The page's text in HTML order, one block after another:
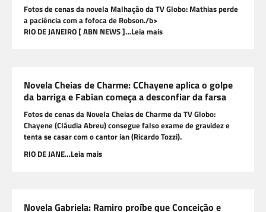
Fotos de cenas da novela Malhação da TV Globo: Mathias perde
a paciência com a fofoca de Robson./b>
RIO DE JANEIRO [ ABN NEWS ]…Leia mais
Novela Cheias de Charme: CChayene aplica o golpe
da barriga e Fabian começa a desconfiar da farsa
Fotos de cenas da Novela Cheias de Charme da TV Globo:
Chayene (Cláudia Abreu) consegue falso exame de gravidez e
tenta se casar com o cantor ian (Ricardo Tozzi).
RIO DE JANE…Leia mais
Novela Gabriela: Ramiro proíbe que Conceição e